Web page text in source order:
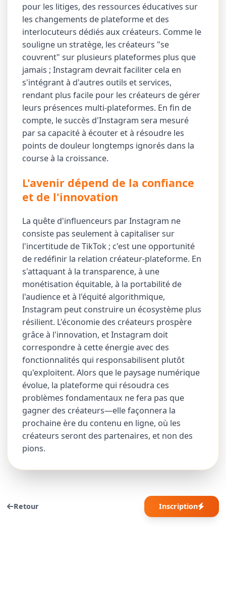
pour les litiges, des ressources éducatives sur
les changements de plateforme et des
interlocuteurs dédiés aux créateurs. Comme le
souligne un stratège, les créateurs "se
couvrent" sur plusieurs plateformes plus que
jamais ; Instagram devrait faciliter cela en
s'intégrant à d'autres outils et services,
rendant plus facile pour les créateurs de gérer
leurs présences multi-plateformes. En fin de
compte, le succès d'Instagram sera mesuré
par sa capacité à écouter et à résoudre les
points de douleur longtemps ignorés dans la
course à la croissance.
L'avenir dépend de la confiance
et de l'innovation
La quête d'influenceurs par Instagram ne
consiste pas seulement à capitaliser sur
l'incertitude de TikTok ; c'est une opportunité
de redéfinir la relation créateur-plateforme. En
s'attaquant à la transparence, à une
monétisation équitable, à la portabilité de
l'audience et à l'équité algorithmique,
Instagram peut construire un écosystème plus
résilient. L'économie des créateurs prospère
grâce à l'innovation, et Instagram doit
correspondre à cette énergie avec des
fonctionnalités qui responsabilisent plutôt
qu'exploitent. Alors que le paysage numérique
évolue, la plateforme qui résoudra ces
problèmes fondamentaux ne fera pas que
gagner des créateurs—elle façonnera la
prochaine ère du contenu en ligne, où les
créateurs seront des partenaires, et non des
pions.
Retour Inscription